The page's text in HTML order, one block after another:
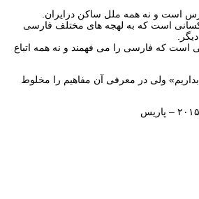
است و نه همه ملل ساکن درایران.
است که به لهجه های مختلف فارسی
است که فارسی را می فهمند و نه همه اتباع
ولی در معرفی آن مفاهیم را مخلوط